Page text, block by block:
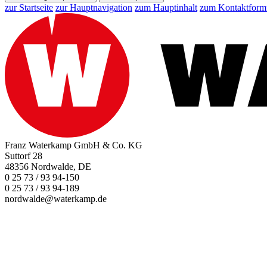
zur Startseite zur Hauptnavigation zum Hauptinhalt zum
Franz Waterkamp GmbH & Co. KG
Suttorf 28
48356 Nordwalde, DE
0 25 73 / 93 94-150
0 25 73 / 93 94-189
nordwalde@waterkamp.de